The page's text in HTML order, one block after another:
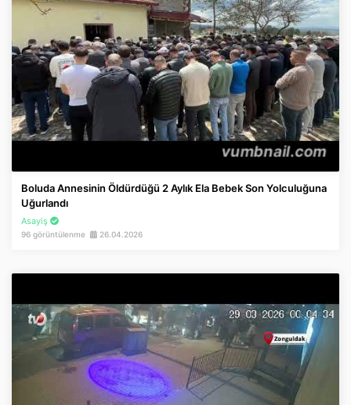
Kategoriler
Sosyal Medya
Youtube
Facebook
İnstagram
Twitter
Boluda Annesinin Öldürdüğü 2 Aylık Ela Bebek Son Yolculuğuna
Uğurlandı
Asayiş
96 görüntülenme 26.04.2026